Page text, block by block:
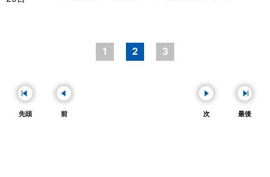
先頭 前
1 2 3
次 最後